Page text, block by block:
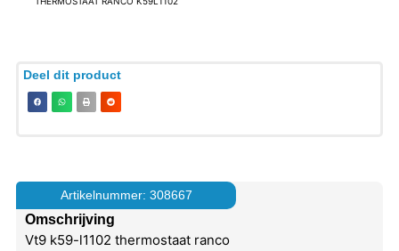
Deel dit product
Artikelnummer: 308667
Omschrijving
Vt9 k59-l1102 thermostaat ranco